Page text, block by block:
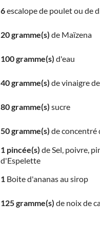
6escalope de poulet ou de
20 gramme(s) de Maïzena
100 gramme(s) d'eau
40 gramme(s) de vinaigre
80 gramme(s) sucre
50 gramme(s) de concentré
1 pincée(s) de Sel, poivre,
d'Espelette
1 Boite d'ananas au sirop
125 gramme(s) de noix de